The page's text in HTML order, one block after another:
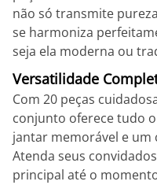
não só transmite
se harmoniza
seja ela moderna ou
Versatilidade
Com 20 peças
conjunto oferece tudo
jantar memorável e um
Atenda seus
principal até o